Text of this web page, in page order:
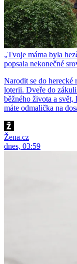
„Tvoje máma byla
popsala nekonečné
Narodit se do
loterii. Dveře do
běžného života a
máte odmalička na
Žena.cz
dnes, 03:59